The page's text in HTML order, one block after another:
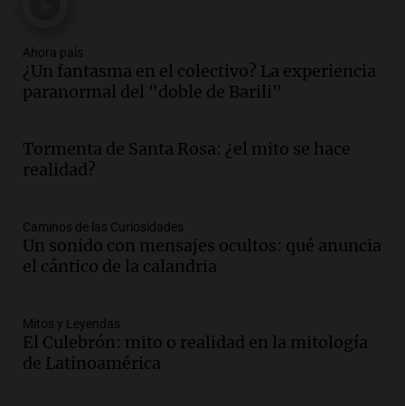
800 kilos de basura por jornada
Una mañana para todos
Episodios
firmó Jorge Messi para el primer
contrato de Leo con Barcelona
Una mañana para todos
Audio.Joan Gaspart: "Sin Jorge, no sé si
Messi hubiera llegado adonde llegó"
Una mañana para todos
Audio.El orgullo y el sueño argentino de
Jorge Messi en una entrevista con Rony
Vargas en 2007
Ahora país
¿Un fantasma en el colectivo? La experiencia
paranormal del "doble de Barili"
Tormenta de Santa Rosa: ¿el mito se hace
realidad?
Caminos de las Curiosidades
Un sonido con mensajes ocultos: qué anuncia
el cántico de la calandria
Mitos y Leyendas
El Culebrón: mito o realidad en la mitología
de Latinoamérica